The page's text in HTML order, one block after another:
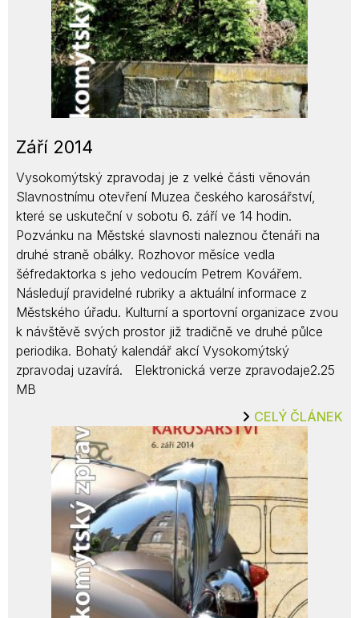
Září 2014
Vysokomýtský zpravodaj je z velké části věnován
Slavnostnímu otevření Muzea českého karosářství,
které se uskuteční v sobotu 6. září ve 14 hodin.
Pozvánku na Městské slavnosti naleznou čtenáři na
druhé straně obálky. Rozhovor měsíce vedla
šéfredaktorka s jeho vedoucím Petrem Kovářem.
Následují pravidelné rubriky a aktuální informace z
Městského úřadu. Kulturní a sportovní organizace zvou
k návštěvě svých prostor již tradičně ve druhé půlce
periodika. Bohatý kalendář akcí Vysokomýtský
zpravodaj uzavírá. Elektronická verze zpravodaje2.25
MB
CELÝ ČLÁNEK